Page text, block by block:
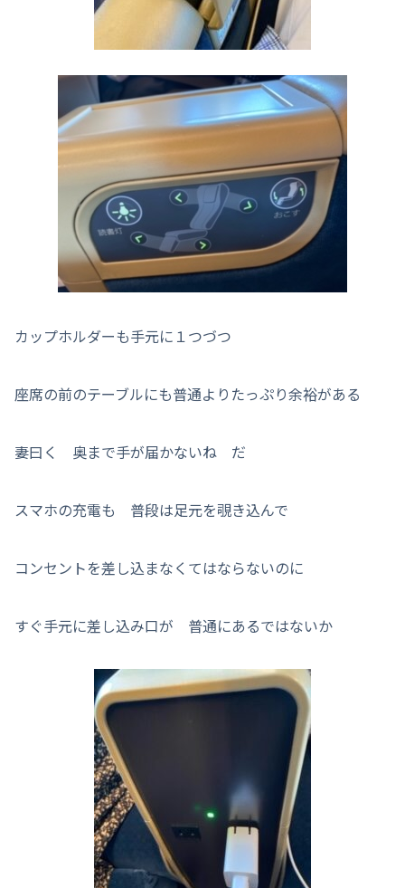
カップホルダーも手元に１つづつ
座席の前のテーブルにも普通よりたっぷり余裕がある
妻曰く 奥まで手が届かないね だ
スマホの充電も 普段は足元を覗き込んで
コンセントを差し込まなくてはならないのに
すぐ手元に差し込み口が 普通にあるではないか